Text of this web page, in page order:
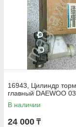
16943, Цилиндр
главный DAEWOO
В наличии
24 000 ₸